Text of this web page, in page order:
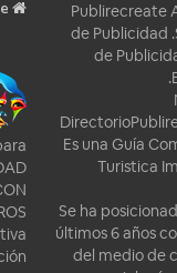
para
CON
Efectiva
de
de
Es una
Se ha
últimos 6
del